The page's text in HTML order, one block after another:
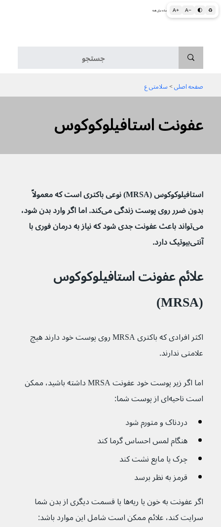
A+ A− 🌓 ♻ اطلاعات پزشکی و بهداشتی به زبان ساده برای همه
عفونت استافیلوکوکوس
صفحه اصلی > سلامتی ع
استافیلوکوکوس (MRSA) نوعی باکتری است که معمولاً
بدون ضرر روی پوست زندگی می‌کند. اما اگر وارد بدن شود،
می‌تواند باعث عفونت جدی شود که نیاز به درمان فوری با
آنتی‌بیوتیک دارد.
علائم عفونت استافیلوکوکوس
(MRSA)
اکثر افرادی که باکتری MRSA روی پوست خود دارند هیچ
علامتی ندارند.
اما اگر زیر پوست خود عفونت MRSA داشته باشید، ممکن
است ناحیه‌ای از پوست شما:
دردناک و متورم شود
هنگام لمس احساس گرما کند
چرک یا مایع نشت کند
قرمز به نظر برسد
اگر عفونت به خون یا ریه‌ها یا قسمت دیگری از بدن شما
سرایت کند، علائم ممکن است شامل این موارد باشد: